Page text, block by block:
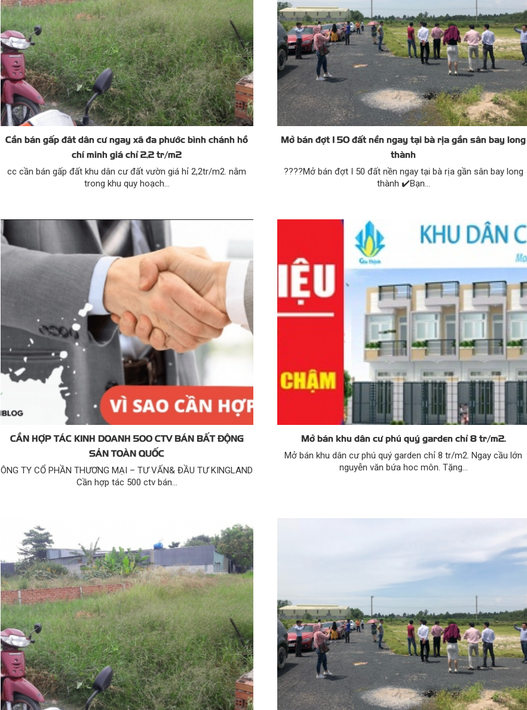
Cần bán gấp đât dân cư ngay xã đa phước bình chánh hồ
chí minh giá chỉ 2,2 tr/m2
cc cần bán gấp đất khu dân cư đất vườn giá hỉ 2,2tr/m2. nằm
trong khu quy hoạch...
Mở bán đợt I 50 đất nền ngay tại bà rịa gần sân bay long
thành
????️Mở bán đợt I 50 đất nền ngay tại bà rịa gần sân bay long
thành ✔️Bạn...
CẦN HỢP TÁC KINH DOANH 500 CTV BÁN BẤT ĐỘNG
SẢN TOÀN QUỐC
ÔNG TY CỔ PHẦN THƯƠNG MẠI – TƯ VẤN& ĐẦU TƯ KINGLAND
Cần hợp tác 500 ctv bán...
Mở bán khu dân cư phú quý garden chỉ 8 tr/m2.
Mở bán khu dân cư phú quý garden chỉ 8 tr/m2. Ngay cầu lớn
nguyễn văn bứa hoc môn. Tặng...